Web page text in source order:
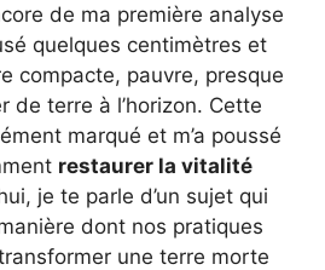
de ma première analyse
quelques centimètres et
compacte, pauvre, presque
de terre à l’horizon. Cette
marqué et m’a poussé
restaurer la vitalité
je te parle d’un sujet qui
dont nos pratiques
une terre morte